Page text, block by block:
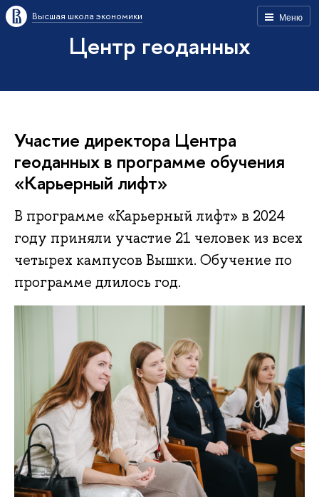
Меню
Высшая школа экономики
Центр геоданных
Участие директора Центра
геоданных в программе обучения
«Карьерный лифт»
В программе «Карьерный лифт» в 2024
году приняли участие 21 человек из всех
четырех кампусов Вышки. Обучение по
программе длилось год.